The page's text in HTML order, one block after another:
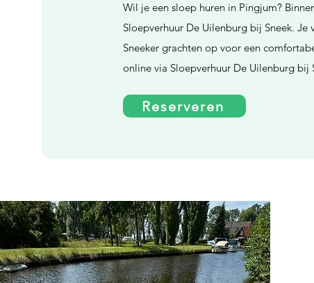
Wil je een sloep huren in Pingjum?
Sloepverhuur De Uilenburg bij Sneek. Je
Sneeker grachten op voor een
online via Sloepverhuur De Uilenburg bij
Reserveren